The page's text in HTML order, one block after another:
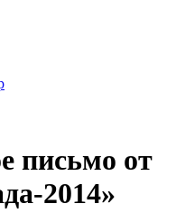
письмо от
2014»